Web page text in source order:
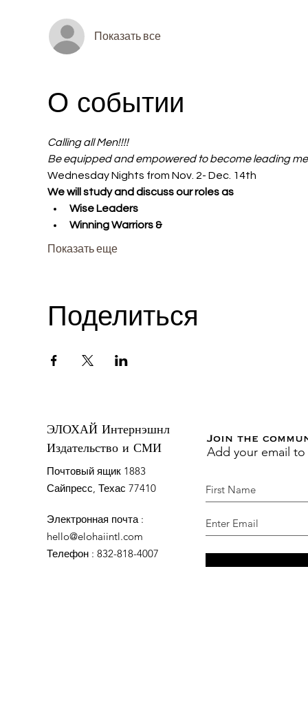
Показать все
О событии
Calling all Men!!!!
Be equipped and empowered to become leading
Wednesday Nights from Nov. 2- Dec. 14th
We will study and discuss our roles as
Wise Leaders
Winning Warriors &
Показать еще
Поделиться
ЭЛОХАЙ Интернэшнл
Издательство и СМИ
Почтовый ящик 1883
Сайпресс, Техас 77410
Электронная почта:
hello@elohaiintl.com
Телефон : 832-818-4007
Join the
Add your email